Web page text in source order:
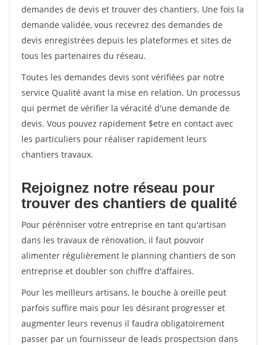
demandes de devis et trouver des chantiers. Une fois la
demande validée, vous recevrez des demandes de
devis enregistrées depuis les plateformes et sites de
tous les partenaires du réseau.
Toutes les demandes devis sont vérifiées par notre
service Qualité avant la mise en relation. Un processus
qui permet de vérifier la véracité d'une demande de
devis. Vous pouvez rapidement $etre en contact avec
les particuliers pour réaliser rapidement leurs
chantiers travaux.
Rejoignez notre réseau pour
trouver des chantiers de qualité
Pour pérénniser votre entreprise en tant qu'artisan
dans les travaux de rénovation, il faut pouvoir
alimenter régulièrement le planning chantiers de son
entreprise et doubler son chiffre d'affaires.
Pour les meilleurs artisans, le bouche à oreille peut
parfois suffire mais pour les désirant progresser et
augmenter leurs revenus il faudra obligatoirement
passer par un fournisseur de leads prospectsion dans